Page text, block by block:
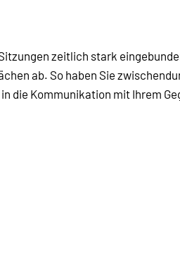
zeitlich stark
ab. So haben Sie
die Kommunikation mit Ihrem